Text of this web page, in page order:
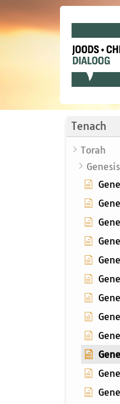
Tenach
Torah
Genesis